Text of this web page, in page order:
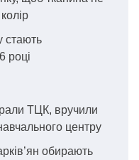
стають
році
ТЦК, вручили
центру
обирають